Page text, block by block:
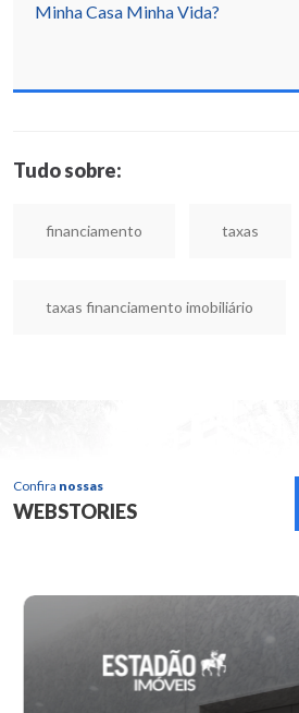
Minha Casa Minha Vida?
Tudo sobre:
financiamento taxas
taxas financiamento imobiliário
Confira nossas
WEBSTORIES